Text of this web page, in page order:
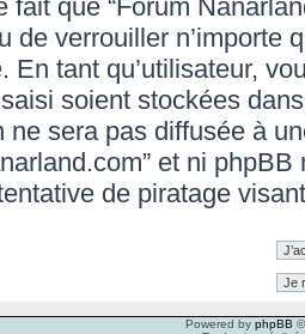
fait que “Forum
de verrouiller n’importe
En tant qu’utilisateur,
soient stockées
ne sera pas diffusée à
et ni
de piratage
Powered by phpBB